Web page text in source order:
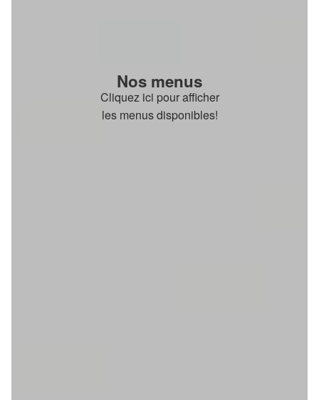
Nos menus
Cliquez ici pour afficher
les menus disponibles!